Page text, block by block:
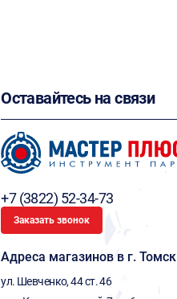
Оставайтесь на связи
+7 (3822) 52-34-73
Заказать звонок
Адреса магазинов в г. Томск
ул. Шевченко, 44 ст. 46